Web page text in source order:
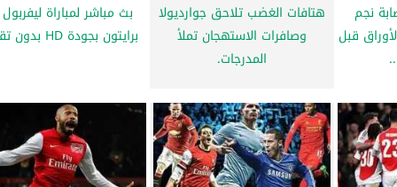
نجم
قبل
هتافات الغضب تلاحق جوارديولا
وصافرات الاستهجان تملأ
المدرجات.
بث مباشر لمباراة
برايتون بجودة HD بدون تقطيع